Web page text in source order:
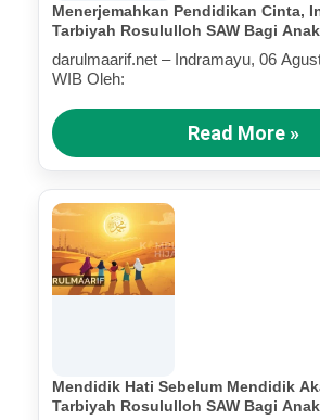
Menerjemahkan Pendidikan Cinta,
Tarbiyah Rosululloh SAW Bagi
Terluka (Bagian IV)
darulmaarif.net – Indramayu, 06
WIB Oleh:
Read More »
Mendidik Hati Sebelum Mendidik
Tarbiyah Rosululloh SAW Bagi